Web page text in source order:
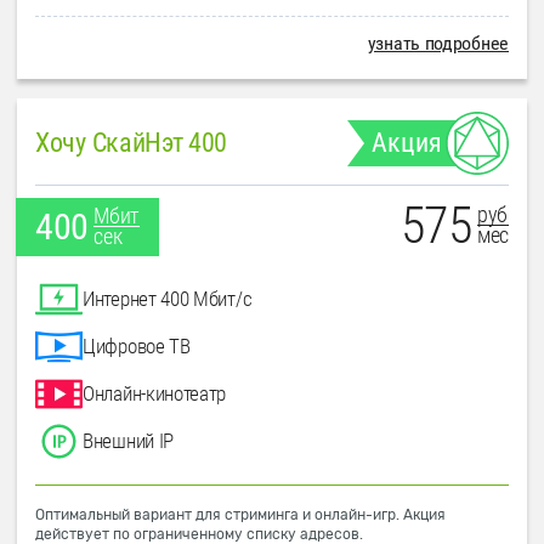
узнать подробнее
Хочу СкайНэт 400 Акция
400 Мбит
сек
575 руб
мес
Интернет 400 Мбит/с
Цифровое ТВ
Онлайн-кинотеатр
Внешний IP
Оптимальный вариант для стриминга и онлайн-игр. Акция
действует по ограниченному списку адресов.